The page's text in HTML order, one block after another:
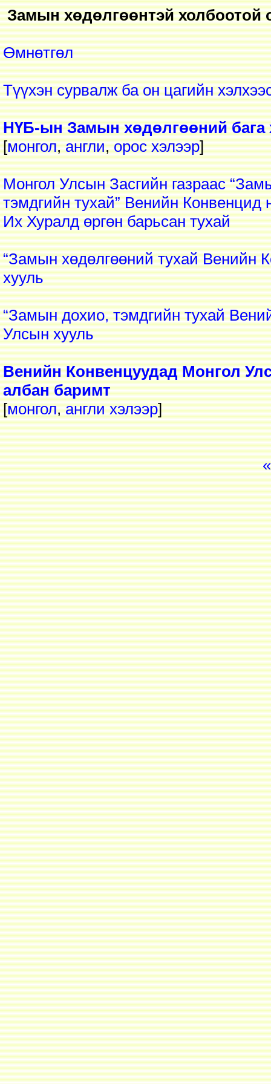
Замын хөдөлгөөнтэй холбоотой
Өмнөтгөл
Түүхэн сурвалж ба он цагийн
НҮБ-ын Замын хөдөлгөөний бага
[монгол,англи,орос хэлээр]
Монгол Улсын Засгийн газраас
тэмдгийн тухай” Венийн Конвенцид
Их Хуралд өргөн барьсан тухай
“Замын хөдөлгөөний тухай Венийн
хууль
“Замын дохио, тэмдгийн тухай
Улсын хууль
Венийн Конвенцуудад Монгол
албан баримт
[монгол,англи хэлээр]